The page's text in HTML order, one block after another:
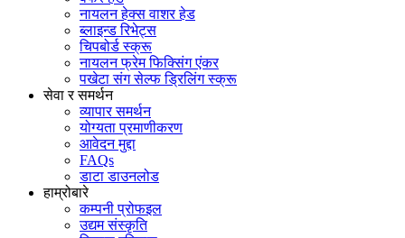
नायलन हेक्स वाशर हेड
ब्लाइन्ड रिभेट्स
चिपबोर्ड स्क्रू
नायलन फ्रेम फिक्सिंग एंकर
पखेटा संग सेल्फ ड्रिलिंग स्क्रू
सेवा र समर्थन
व्यापार समर्थन
योग्यता प्रमाणीकरण
आवेदन मुद्दा
FAQs
डाटा डाउनलोड
हाम्रोबारे
कम्पनी प्रोफइल
उद्यम संस्कृति